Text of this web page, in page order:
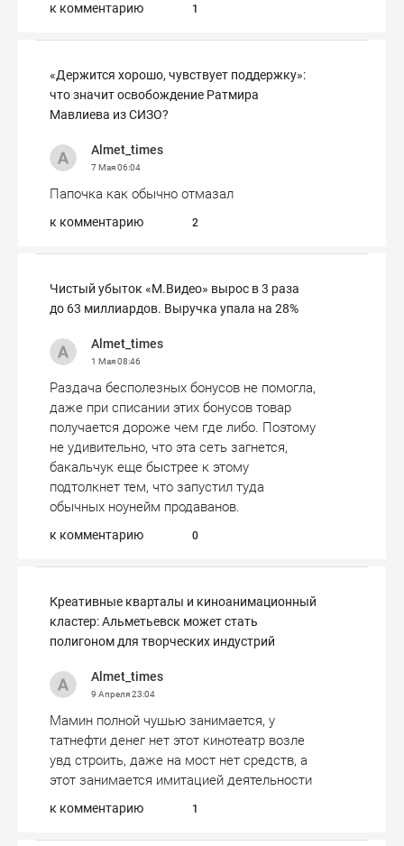
к комментарию 1
«Держится хорошо, чувствует поддержку»:
что значит освобождение Ратмира
Мавлиева из СИЗО?
Almet_times
7 Мая06:04
Папочка как обычно отмазал
к комментарию 2
Чистый убыток «М.Видео» вырос в 3 раза
до 63 миллиардов. Выручка упала на 28%
Almet_times
1 Мая08:46
Раздача бесполезных бонусов не помогла,
даже при списании этих бонусов товар
получается дороже чем где либо. Поэтому
не удивительно, что эта сеть загнется,
бакальчук еще быстрее к этому
подтолкнет тем, что запустил туда
обычных ноунейм продаванов.
к комментарию 0
Креативные кварталы и киноанимационный
кластер: Альметьевск может стать
полигоном для творческих индустрий
Almet_times
9 Апреля23:04
Мамин полной чушью занимается, у
татнефти денег нет этот кинотеатр возле
увд строить, даже на мост нет средств, а
этот занимается имитацией деятельности
к комментарию 1